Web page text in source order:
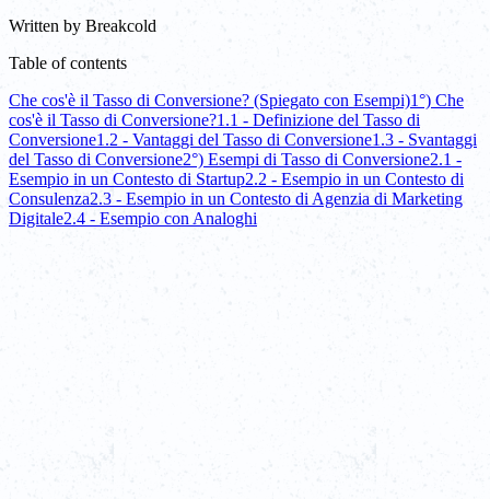
Written by Breakcold
Table of contents
Che cos'è il Tasso di Conversione? (Spiegato con Esempi)1°) Che
cos'è il Tasso di Conversione?1.1 - Definizione del Tasso di
Conversione1.2 - Vantaggi del Tasso di Conversione1.3 - Svantaggi
del Tasso di Conversione2°) Esempi di Tasso di Conversione2.1 -
Esempio in un Contesto di Startup2.2 - Esempio in un Contesto di
Consulenza2.3 - Esempio in un Contesto di Agenzia di Marketing
Digitale2.4 - Esempio con Analoghi